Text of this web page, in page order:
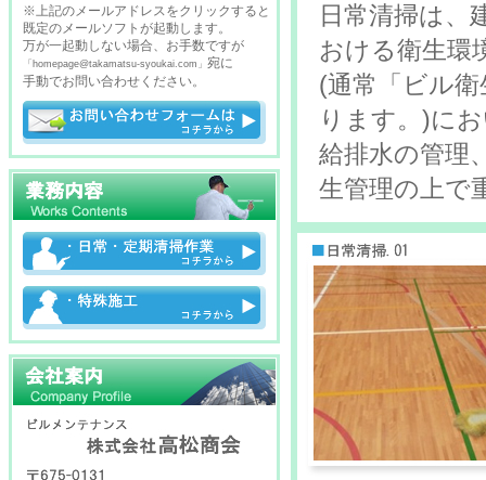
※上記のメールアドレスをクリックすると
既定のメールソフトが起動します。
万が一起動しない場合、お手数ですが
「homepage@takamatsu-syoukai.com」 宛に
手動でお問い合わせください。
日常清掃は、
おける衛生環
(通常「ビル
ります。)に
給排水の管理
生管理の上で